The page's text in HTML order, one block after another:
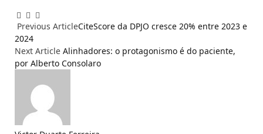
Facebook
EmailWhatsApp
Previous ArticleCiteScore da DPJO cresce 20% entre 2023 e
2024
Next Article Alinhadores: o protagonismo é do paciente,
por Alberto Consolaro